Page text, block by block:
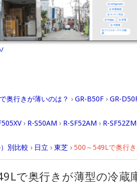
奥行きが薄いのは？ › GR-B50F › GR-
› R-S50AM › R-SF52AM › R-SF52ZM
別比較 › 日立 › 東芝 › 500～549Lで奥行
で奥行きが薄型の冷蔵